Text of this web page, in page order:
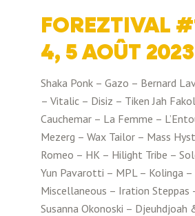
FOREZTIVAL
4, 5 AOÛT 2023
Shaka Ponk – Gazo – Bernard
– Vitalic – Disiz – Tiken Jah
Cauchemar – La Femme –
Mezerg – Wax Tailor – Mass
Romeo – HK – Hilight Tribe –
Yun Pavarotti – MPL – Kolinga
Miscellaneous – Iration
Susanna Okonoski – Djeuhdjoah